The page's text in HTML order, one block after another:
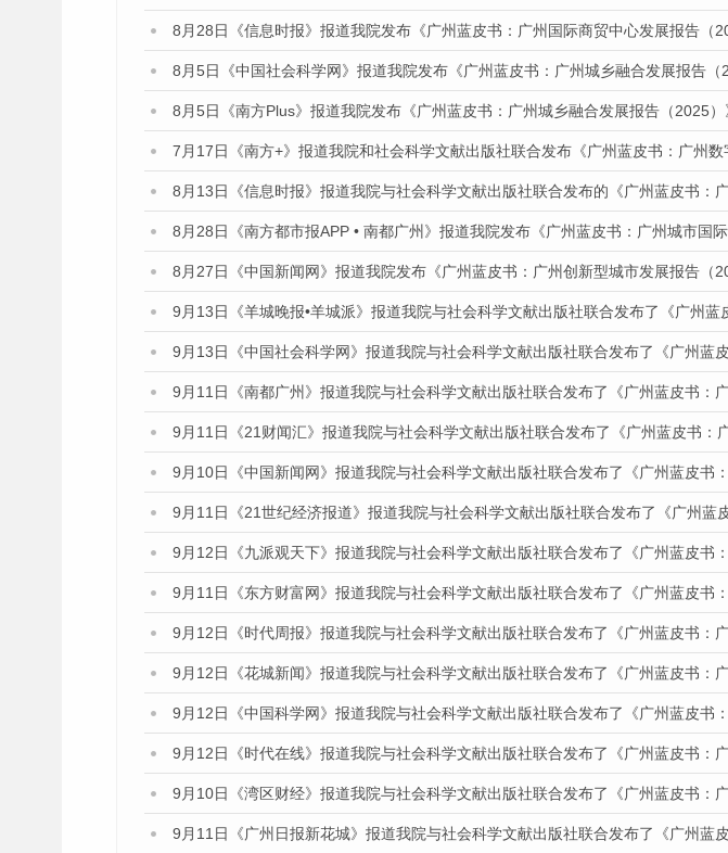
8月28日《信息时报》报道我院发布《广州蓝皮书：广州国际商贸中心发展报告（
8月5日《中国社会科学网》报道我院发布《广州蓝皮书：广州城乡融合发展报告
8月5日《南方Plus》报道我院发布《广州蓝皮书：广州城乡融合发展报告（2025
7月17日《南方+》报道我院和社会科学文献出版社联合发布《广州蓝皮书：广州
8月13日《信息时报》报道我院与社会科学文献出版社联合发布的《广州蓝皮书：
8月28日《南方都市报APP • 南都广州》报道我院发布《广州蓝皮书：广州城市国
8月27日《中国新闻网》报道我院发布《广州蓝皮书：广州创新型城市发展报告（
9月13日《羊城晚报•羊城派》报道我院与社会科学文献出版社联合发布了《广州
9月13日《中国社会科学网》报道我院与社会科学文献出版社联合发布了《广州蓝
9月11日《南都广州》报道我院与社会科学文献出版社联合发布了《广州蓝皮书：
9月11日《21财闻汇》报道我院与社会科学文献出版社联合发布了《广州蓝皮书：
9月10日《中国新闻网》报道我院与社会科学文献出版社联合发布了《广州蓝皮书
9月11日《21世纪经济报道》报道我院与社会科学文献出版社联合发布了《广州蓝
9月12日《九派观天下》报道我院与社会科学文献出版社联合发布了《广州蓝皮书
9月11日《东方财富网》报道我院与社会科学文献出版社联合发布了《广州蓝皮书
9月12日《时代周报》报道我院与社会科学文献出版社联合发布了《广州蓝皮书：
9月12日《花城新闻》报道我院与社会科学文献出版社联合发布了《广州蓝皮书：
9月12日《中国科学网》报道我院与社会科学文献出版社联合发布了《广州蓝皮书
9月12日《时代在线》报道我院与社会科学文献出版社联合发布了《广州蓝皮书：
9月10日《湾区财经》报道我院与社会科学文献出版社联合发布了《广州蓝皮书：
9月11日《广州日报新花城》报道我院与社会科学文献出版社联合发布了《广州蓝